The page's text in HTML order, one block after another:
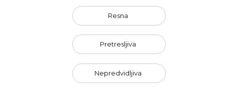
Resna
Pretresljiva
Nepredvidljiva